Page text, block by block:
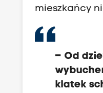
mieszkańcy
– Od
klatek